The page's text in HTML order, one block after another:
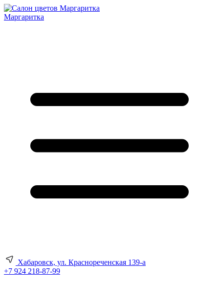
Маргаритка
Хабаровск, ул. Краснореченская 139-а
+7 924 218-87-99